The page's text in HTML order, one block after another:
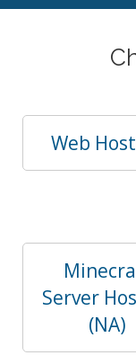
Web
Server
(NA)